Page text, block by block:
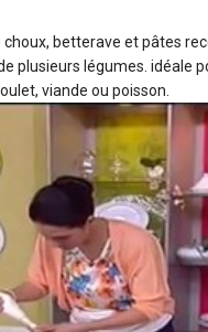
choux, betterave et pâtes
plusieurs légumes. idéale
viande ou poisson.